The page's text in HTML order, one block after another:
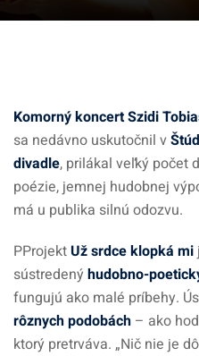
Komorný koncert Szidi
sa nedávno uskutočnil v
divadle, prilákal veľký počet
poézie, jemnej hudobnej
má u publika silnú odozvu.
PProjektUž srdce klopká mi
sústredený hudobno-
fungujú ako malé príbehy.
rôznych podobách – ako
ktorý pretrváva. „Nič nie je